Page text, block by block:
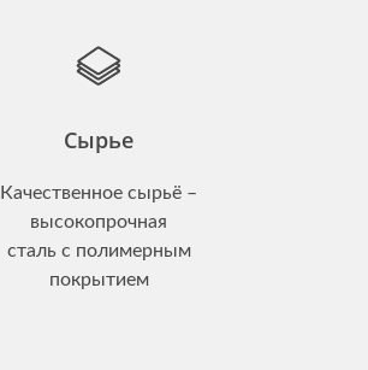
Сырье
Качественное сырьё –
высокопрочная
сталь с полимерным
покрытием